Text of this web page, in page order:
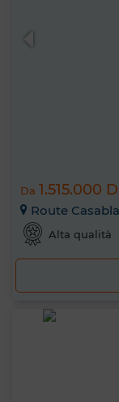
Da 1.515.000
Route
Alta qualità